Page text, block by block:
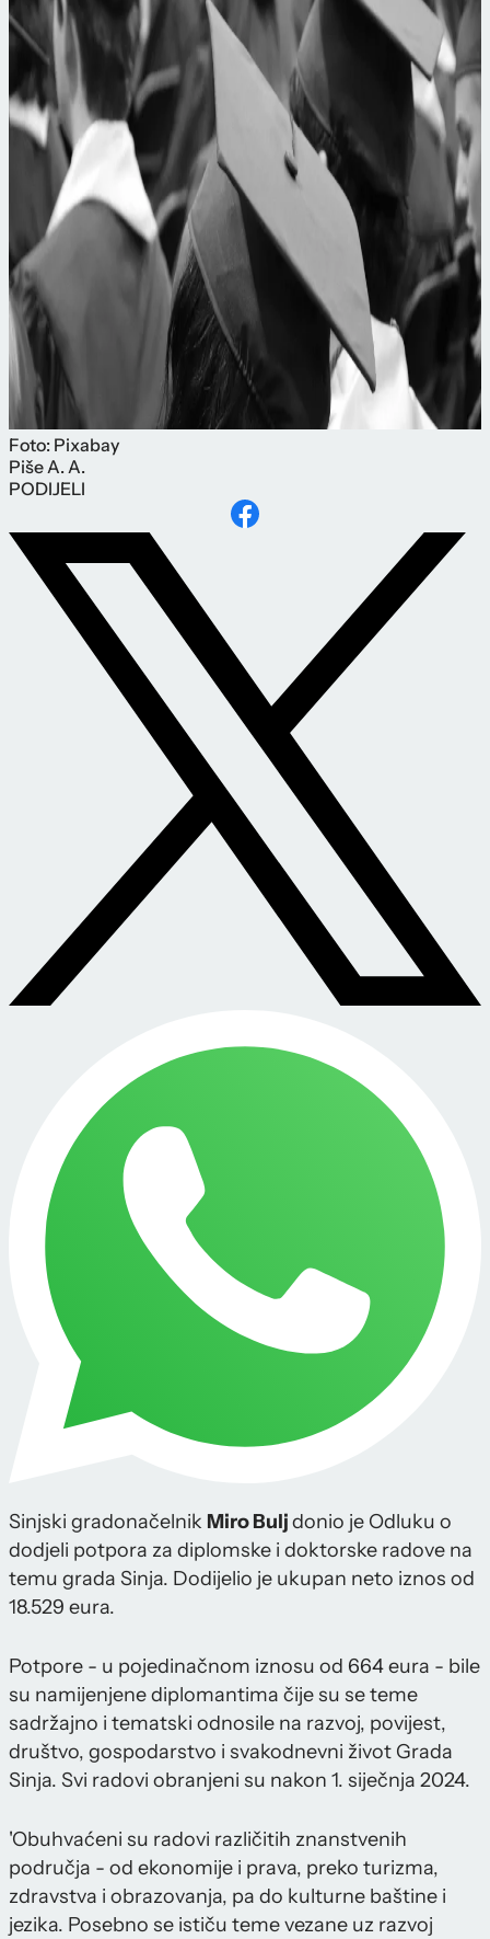
Foto: Pixabay
PišeA. A.
PODIJELI
Sinjski gradonačelnik Miro Buljdonio je Odluku o
dodjeli potpora za diplomske i doktorske radove na
temu grada Sinja. Dodijelio je ukupan neto iznos od
18.529 eura.
Potpore - u pojedinačnom iznosu od 664 eura - bile
su namijenjene diplomantima čije su se teme
sadržajno i tematski odnosile na razvoj, povijest,
društvo, gospodarstvo i svakodnevni život Grada
Sinja. Svi radovi obranjeni su nakon 1. siječnja 2024.
'Obuhvaćeni su radovi različitih znanstvenih
područja - od ekonomije i prava, preko turizma,
zdravstva i obrazovanja, pa do kulturne baštine i
jezika. Posebno se ističu teme vezane uz razvoj